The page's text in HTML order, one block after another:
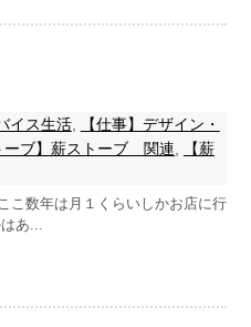
イス生活,
【仕事】デザイン・
ーブ】薪ストーブ 関連
【薪
こ数年は月１くらいしかお店に行
あ...